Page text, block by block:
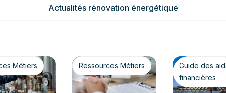
Actualités rénovation énergétique
Métiers Ressources Métiers
Guide des
financières